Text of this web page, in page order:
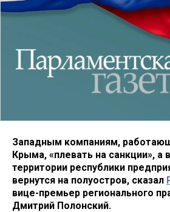
Западным компаниям,
Крыма, «плевать на санкции»,
территории республики
вернутся на полуостров, сказал
вице-премьер регионального
Дмитрий Полонский.